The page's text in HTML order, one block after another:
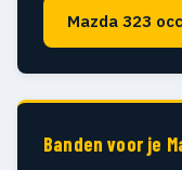
Mazda 323
Banden voor je